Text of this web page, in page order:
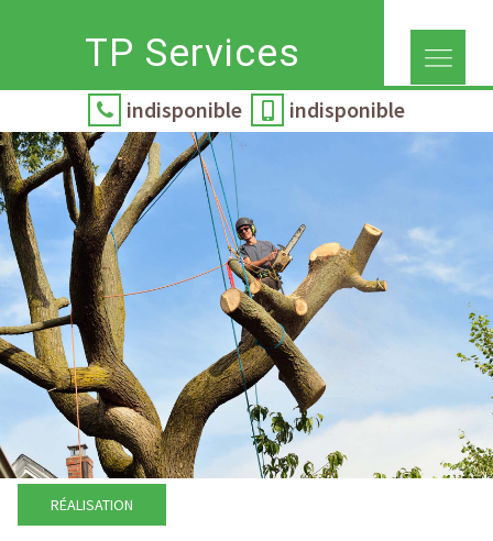
TP Services
indisponible indisponible
RÉALISATION